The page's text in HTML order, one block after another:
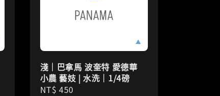
淺｜巴拿馬 波奎特 愛德華
小農 藝妓 | 水洗｜1/4磅
Regular
NT$ 450